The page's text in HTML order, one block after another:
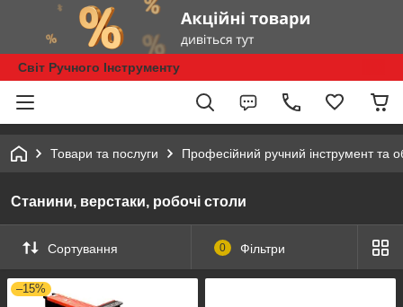
Світ Ручного Інструменту
Товари та послуги Професійний ручний інструмент та
Станини, верстаки, робочі столи
Сортування 0 Фільтри
–15%